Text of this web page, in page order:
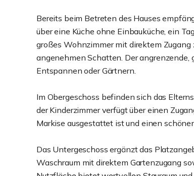
Bereits beim Betreten des Hauses
über eine Küche ohne Einbauküche, ein
großes Wohnzimmer mit direktem Zugang
angenehmen Schatten. Der
Entspannen oder Gärtnern.
Im Obergeschoss befinden sich das
der Kinderzimmer verfügt über einen
Markise ausgestattet ist und einen
Das Untergeschoss ergänzt das
Waschraum mit direktem Gartenzugang